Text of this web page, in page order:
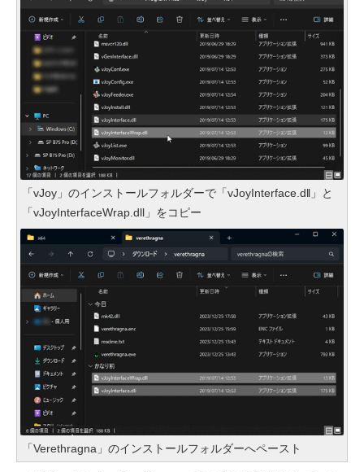
「vJoy」のインストールフォルダーで「vJoyInterface.dll」と
「vJoyInterfaceWrap.dll」をコピー
「Verethragna」のインストールフォルダーへペースト